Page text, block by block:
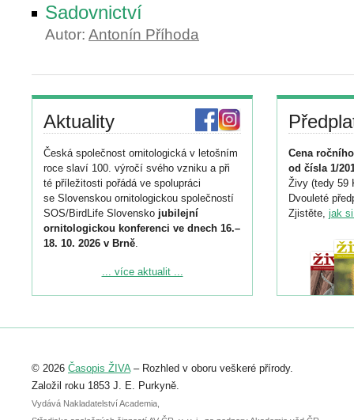
Sadovnictví
Autor: Antonín Příhoda
Aktuality
Česká společnost ornitologická v letošním
roce slaví 100. výročí svého vzniku a při
té příležitosti pořádá ve spolupráci
se Slovenskou ornitologickou společností
SOS/BirdLife Slovensko jubilejní
ornitologickou konferenci ve dnech 16.–
18. 10. 2026 v Brně.
Podrobnější informace ke konferenci
Registrovat se můžete do 6. září.
abstraktu přihlášené přednášky nebo
posteru je už 30. června.
... více aktualit ...
Cena
od čísla 1/
Živy (tedy 59
Dvouleté
Zjistěte, jak
© 2026 Časopis ŽIVA– Rozhled v oboru veškeré přírody.
Založil roku 1853 J. E. Purkyně.
Vydává Nakladatelství Academia,